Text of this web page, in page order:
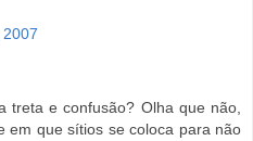
treta e confusão? Olha que não,
em que sítios se coloca para não